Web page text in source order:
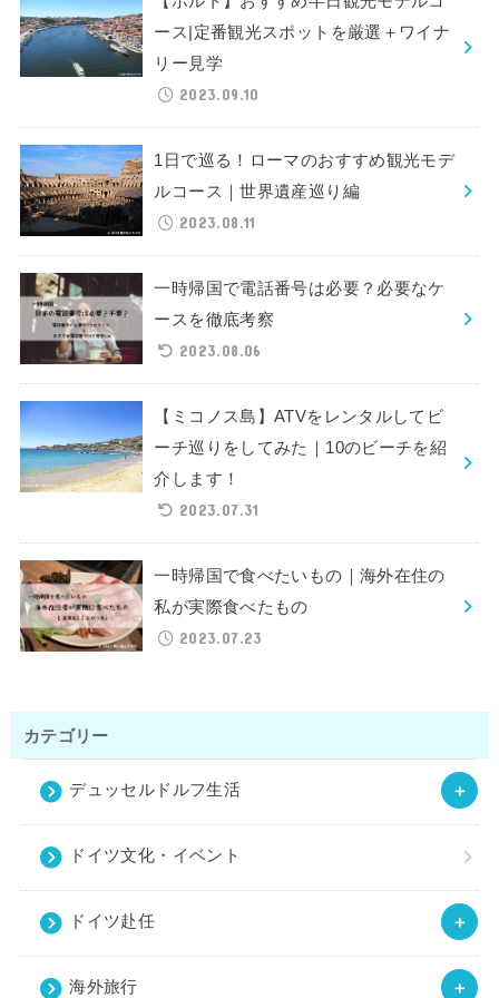
ース|定番観光スポットを厳選＋ワイナ
リー見学
2023.09.10
1日で巡る！ローマのおすすめ観光モデ
ルコース｜世界遺産巡り編
2023.08.11
一時帰国で電話番号は必要？必要なケ
ースを徹底考察
2023.08.06
【ミコノス島】ATVをレンタルしてビ
ーチ巡りをしてみた｜10のビーチを紹
介します！
2023.07.31
一時帰国で食べたいもの｜海外在住の
私が実際食べたもの
2023.07.23
カテゴリー
デュッセルドルフ生活
ドイツ文化・イベント
ドイツ赴任
海外旅行